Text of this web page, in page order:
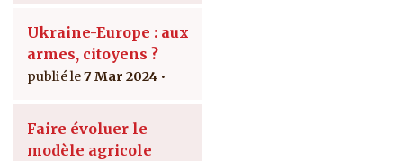
Ukraine-Europe : aux
armes, citoyens ?
7 Mar 2024
Faire évoluer le
modèle agricole